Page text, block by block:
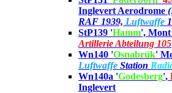
Inglevert Aerodrome
RAF 1939, Luftwaffe
StP139 'Hamm', Mont
Artillerie Abteilung 105
Wn140 'Osnabrük'
Luftwaffe Station
Wn140a 'Godesberg',
Inglevert